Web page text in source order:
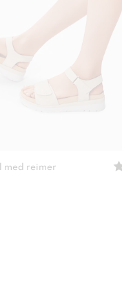
med reimer